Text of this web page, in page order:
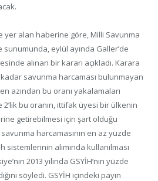
yer alan haberine göre, Milli Savunma
sunumunda, eylül ayında Galler’de
alınan bir kararı açıkladı. Karara
kadar savunma harcaması bulunmayan
azından bu oranı yakalamaları
bu oranın, ittifak üyesi bir ülkenin
getirebilmesi için şart olduğu
harcamasının en az yüzde
sistemlerinin alımında kullanılması
2013 yılında GSYİH’nin yüzde
söyledi. GSYİH içindeki payın